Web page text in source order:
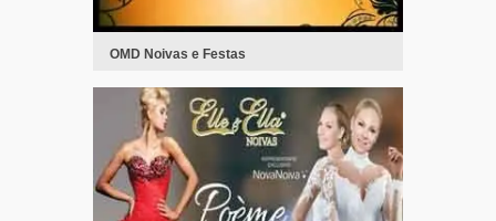
OMD Noivas e Festas